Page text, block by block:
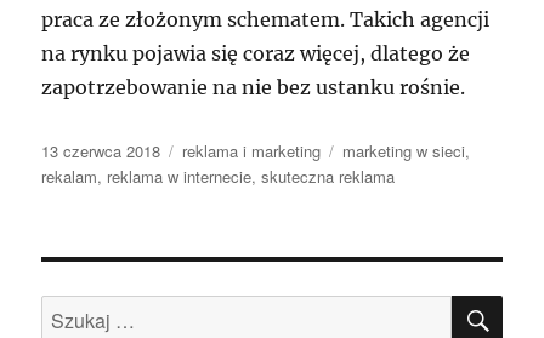
praca ze złożonym schematem. Takich agencji
na rynku pojawia się coraz więcej, dlatego że
zapotrzebowanie na nie bez ustanku rośnie.
Data
publikacji
13 czerwca 2018 Kategorie
reklama i marketing Tagi
marketing w sieci,
rekalam, reklama w internecie,skuteczna reklama
Szukaj: